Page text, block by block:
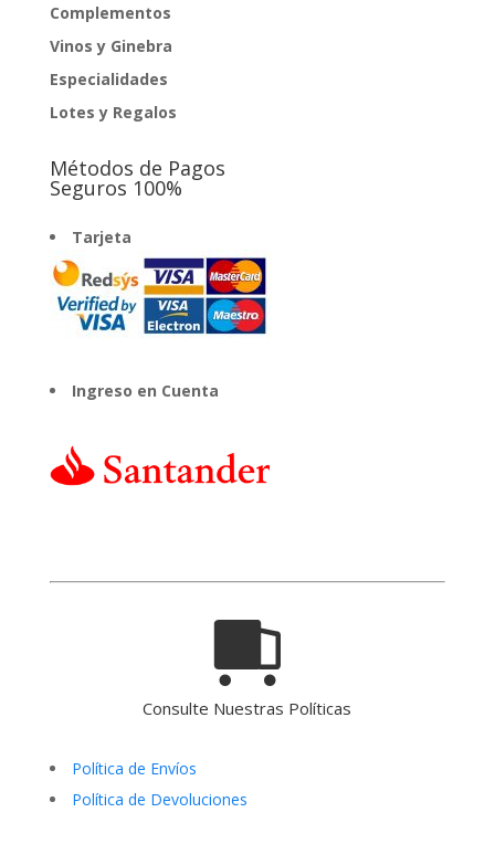
Complementos
Vinos y Ginebra
Especialidades
Lotes y Regalos
Métodos de Pagos
Seguros 100%
Tarjeta
Ingreso en Cuenta
Consulte Nuestras Políticas
Política de Envíos
Política de Devoluciones